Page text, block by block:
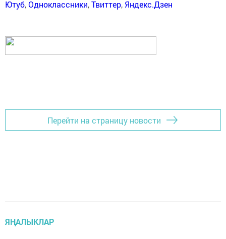
Ютуб,Одноклассники,Твиттер, Яндекс.Дзен
Перейти на страницу новости
ЯҢАЛЫКЛАР